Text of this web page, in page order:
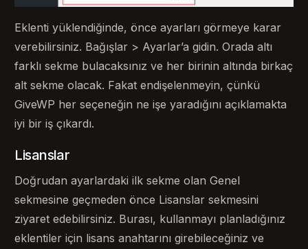
Eklenti yüklendiğinde, önce ayarları görmeye karar
verebilirsiniz. Bağışlar > Ayarlar’a gidin. Orada altı
farklı sekme bulacaksınız ve her birinin altında birkaç
alt sekme olacak. Fakat endişelenmeyin, çünkü
GiveWP her seçeneğin ne işe yaradığını açıklamakta
iyi bir iş çıkardı.
Lisanslar
Doğrudan ayarlardaki ilk sekme olan Genel
sekmesine geçmeden önce Lisanslar sekmesini
ziyaret edebilirsiniz. Burası, kullanmayı planladığınız
eklentiler için lisans anahtarını girebileceğiniz ve